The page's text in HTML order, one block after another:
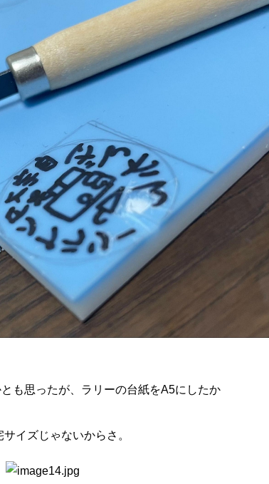
も思ったが、ラリーの台紙をA5にしたか
イズじゃないからさ。